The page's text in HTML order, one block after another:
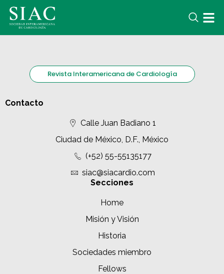
Revista Interamericana de Cardiología
Contacto
Calle Juan Badiano 1
Ciudad de México, D.F., México
(+52) 55-55135177
siac@siacardio.com
Secciones
Home
Misión y Visión
Historia
Sociedades miembro
Fellows